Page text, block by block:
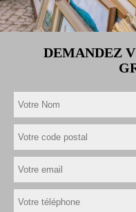
DEMANDEZ